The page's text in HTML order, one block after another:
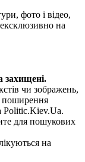
фото і відео,
на
захищені.
чи зображень,
поширення
Politic.Kiev.Ua.
для пошукових
на